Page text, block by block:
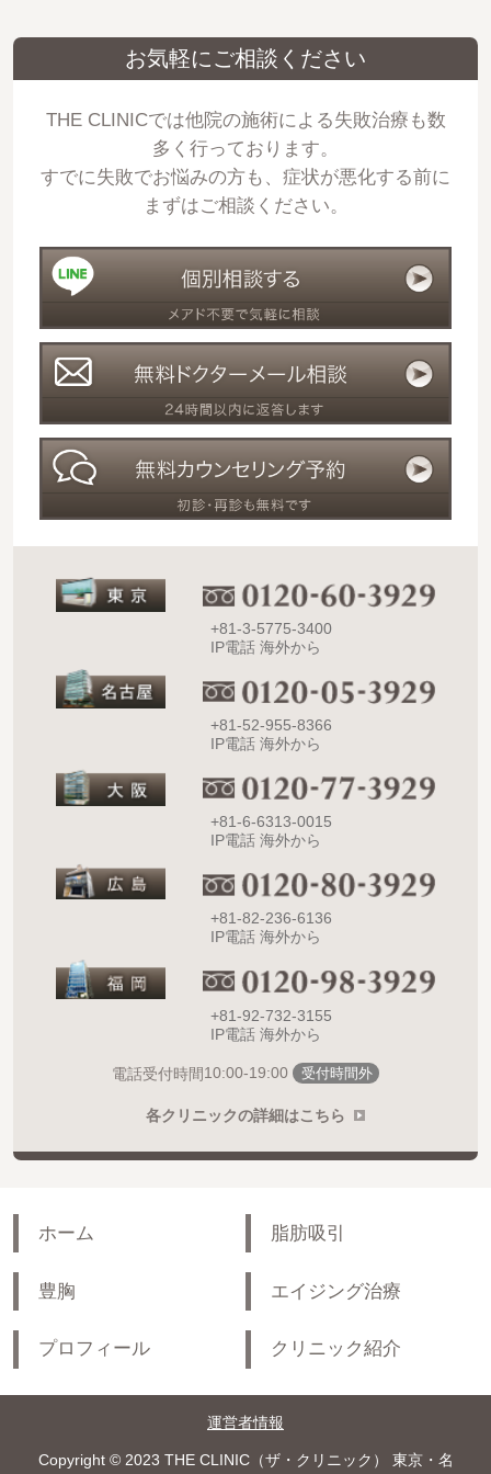
お気軽にご相談ください
THE CLINICでは他院の施術による失敗治療も数
多く行っております。
すでに失敗でお悩みの方も、症状が悪化する前に
まずはご相談ください。
+81-3-5775-3400
IP電話 海外から
+81-52-955-8366
IP電話 海外から
+81-6-6313-0015
IP電話 海外から
+81-82-236-6136
IP電話 海外から
+81-92-732-3155
IP電話 海外から
電話受付時間10:00-19:00 受付時間外
各クリニックの詳細はこちら
ホーム 脂肪吸引
豊胸 エイジング治療
プロフィール クリニック紹介
運営者情報
Copyright © 2023 THE CLINIC（ザ・クリニック） 東京・名